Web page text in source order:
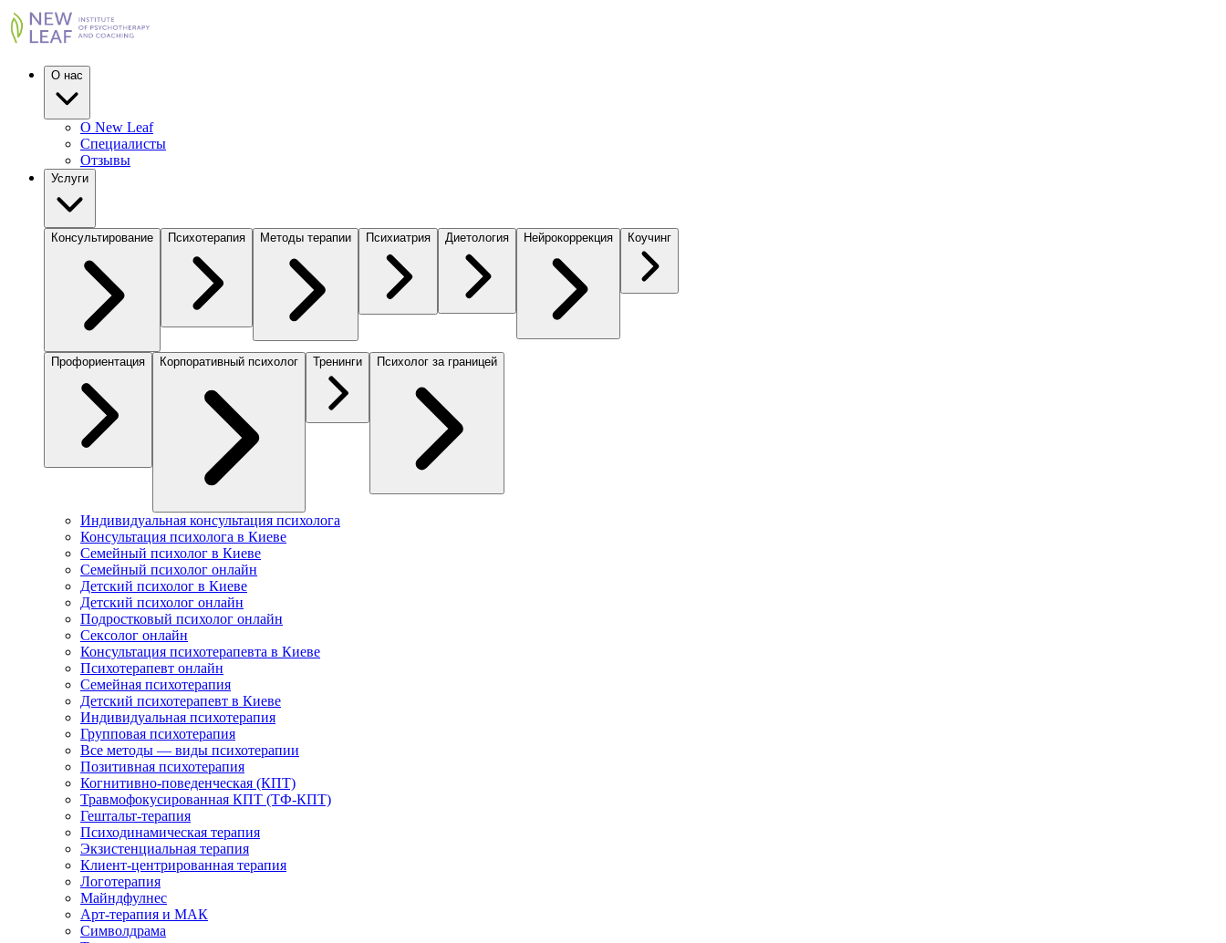
О нас
О New Leaf
Специалисты
Отзывы
Услуги
Консультирование Психотерапия Методы терапии Психиатрия Диетология Нейрокоррекция Коучинг
Профориентация Корпоративный психолог Тренинги Психолог за границей
Индивидуальная консультация психолога
Консультация психолога в Киеве
Семейный психолог в Киеве
Семейный психолог онлайн
Детский психолог в Киеве
Детский психолог онлайн
Подростковый психолог онлайн
Сексолог онлайн
Консультация психотерапевта в Киеве
Психотерапевт онлайн
Семейная психотерапия
Детский психотерапевт в Киеве
Индивидуальная психотерапия
Групповая психотерапия
Все методы — виды психотерапии
Позитивная психотерапия
Когнитивно-поведенческая (КПТ)
Травмофокусированная КПТ (ТФ-КПТ)
Гештальт-терапия
Психодинамическая терапия
Экзистенциальная терапия
Клиент-центрированная терапия
Логотерапия
Майндфулнес
Арт-терапия и МАК
Символдрама